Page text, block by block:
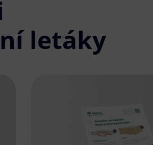
letáky